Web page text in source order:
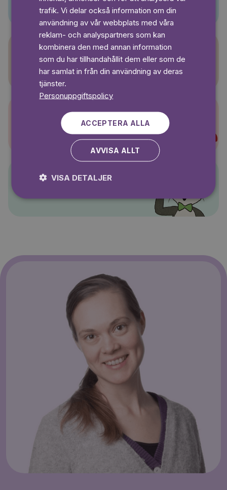
Sagasagor
Super-Charlie
trafik. Vi delar också information om din
användning av vår webbplats med våra
reklam- och analyspartners som kan
kombinera den med annan information
som du har tillhandahållit dem eller som de
har samlat in från din användning av deras
tjänster.
Personuppgiftspolicy
ACCEPTERA ALLA
AVVISA ALLT
VISA DETALJER